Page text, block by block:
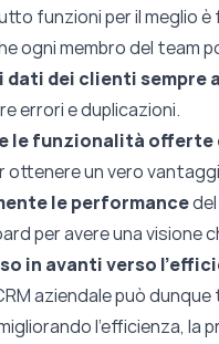
funzioni per il meglio
ogni membro del team
dati dei clienti sempre
errori e duplicazioni.
le funzionalità offerte
ottenere un vero
le performance
per avere una visione
in avanti verso
aziendale può
l'efficienza, la